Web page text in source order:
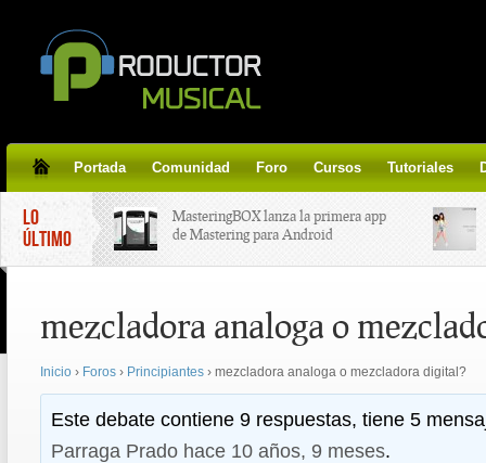
Portada Comunidad Foro Cursos Tutoriales
LO
ÚLTIMO
MasteringBOX lanza la primera app
de Mastering para Android
line gratis!
Korg lanza SDD-3000, el nuevo
pedal de delay.
Tutorial de CLA Effects, aprende a
mezcladora analoga o
Inicio › Foros › Principiantes › mezcladora analoga o mezcladora digital?
Este debate contiene 9 respuestas, tiene 5
Parraga Prado hace 10 años, 9 meses.